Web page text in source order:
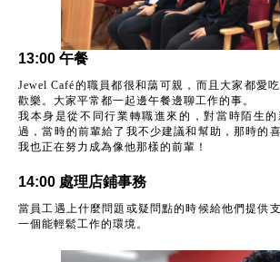
13:00 午餐
Jewel Café的職員都很和藹可親，而且大家都愛
歡樂。大家平常都一起邊午餐邊聊工作的事。
我本身是從不同行業轉職進來的，對當時陌生
過，當時的前輩給了我不少建議和幫助，那時的
我也正在努力成為像他那樣的前輩！
14:00 處理店鋪事務
當員工遇上什麼問題或疑問點的時候給他們提供
一個能輕鬆工作的環境。